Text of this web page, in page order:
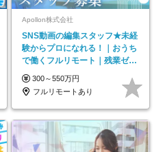
Apollon株式会社
SNS動画の編集スタッフ★未経
験からプロになれる！｜おうち
で働くフルリモート｜残業ゼロ
で18時退勤◎
300～550万円
フルリモートあり